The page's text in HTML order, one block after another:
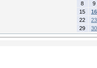
8
9
15
16
22
23
29
30